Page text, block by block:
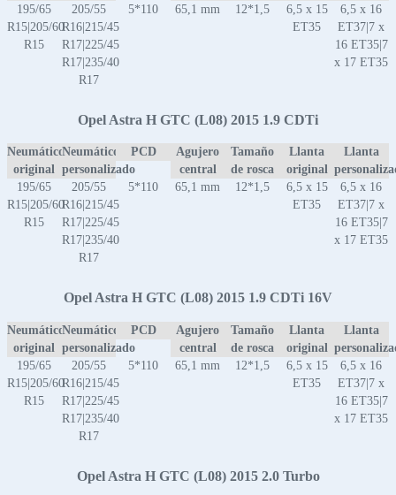
195/65
R15|205/60
R15
205/55
R16|215/45
R17|225/45
R17|235/40
R17
5*110 65,1 mm 12*1,5
6,5 x 15
ET35
6,5 x 16
ET37|7 x
16 ET35|7
x 17 ET35
Opel Astra H GTC (L08) 2015 1.9 CDTi
Neumático
original
Neumático
personalizado
PCD
Agujero
central
Tamaño
de rosca
Llanta
original
Llanta
195/65
R15|205/60
R15
205/55
R16|215/45
R17|225/45
R17|235/40
R17
5*110 65,1 mm 12*1,5
6,5 x 15
ET35
6,5 x 16
ET37|7 x
16 ET35|7
x 17 ET35
Opel Astra H GTC (L08) 2015 1.9 CDTi 16V
Neumático
original
Neumático
personalizado
PCD
Agujero
central
Tamaño
de rosca
Llanta
original
Llanta
195/65
R15|205/60
R15
205/55
R16|215/45
R17|225/45
R17|235/40
R17
5*110 65,1 mm 12*1,5
6,5 x 15
ET35
6,5 x 16
ET37|7 x
16 ET35|7
x 17 ET35
Opel Astra H GTC (L08) 2015 2.0 Turbo